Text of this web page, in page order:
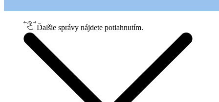
Ďalšie správy nájdete potiahnutím.